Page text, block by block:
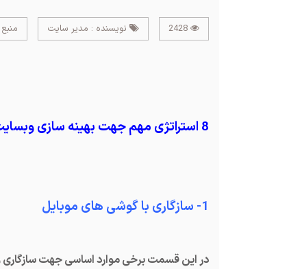
نویسنده : مدیر سایت
8 استراتژی مهم جهت بهینه سازی وبسایت در سال2019
1- سازگاری با گوشی های موبایل
در این قسمت برخی موارد اساسی جهت سازگاری